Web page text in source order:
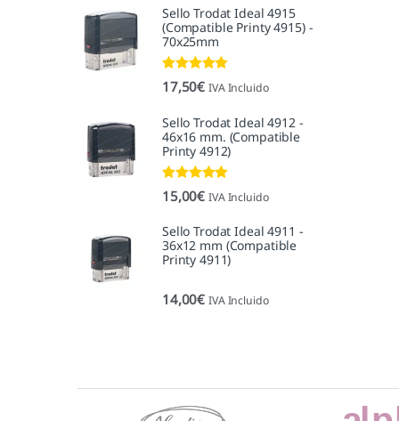
Sello Trodat Ideal 4915
(Compatible Printy 4915) -
70x25mm
Valorado con
5.00de 5
17,50€ IVA Incluido
Sello Trodat Ideal 4912 -
46x16 mm. (Compatible
Printy 4912)
Valorado con
5.00de 5
15,00€ IVA Incluido
Sello Trodat Ideal 4911 -
36x12 mm (Compatible
Printy 4911)
14,00€ IVA Incluido
Marcas De Carrusel